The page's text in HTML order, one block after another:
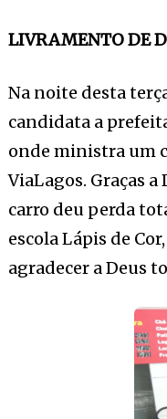
LIVRAMENTO DE
Na noite desta
candidata a
onde ministra um
ViaLagos. Graças
carro deu perda
escola Lápis de
agradecer a Deus